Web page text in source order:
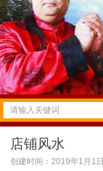
店铺风水
创建时间： 2019年1月1日